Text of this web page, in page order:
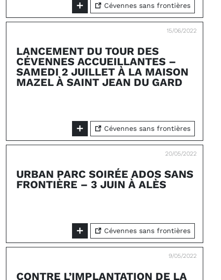
Cévennes sans frontières
15/06/2022
LANCEMENT DU TOUR DES
CÉVENNES ACCUEILLANTES –
SAMEDI 2 JUILLET À LA MAISON
MAZEL À SAINT JEAN DU GARD
Cévennes sans frontières
20/05/2022
URBAN PARC SOIRÉE ADOS SANS
FRONTIÈRE – 3 JUIN À ALÈS
Cévennes sans frontières
9/05/2022
CONTRE L’IMPLANTATION DE LA